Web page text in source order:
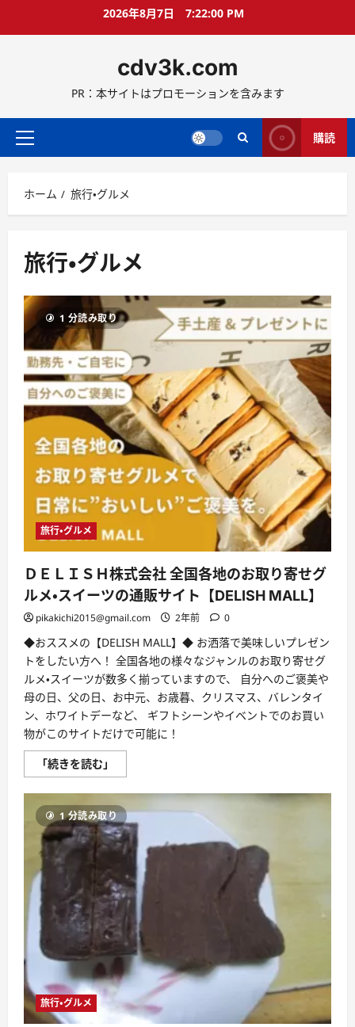
ス
ッ
2026年8月7日 7:22:02 PM
cdv3k.com
PR：本サイトはプロモーションを含みます
メ
メ
ニ
ー
購読
ホーム 旅行・グルメ
旅行・グルメ
1 分読み取り
旅行・グルメ
ＤＥＬＩＳＨ株式会社 全国各地のお取り寄せグ
ルメ・スイーツの通販サイト【DELISH MALL】
pikakichi2015@gmail.com 2年前 0
◆おススメの【DELISH MALL】◆ お洒落で美味しいプレゼン
トをしたい方へ！ 全国各地の様々なジャンルのお取り寄せグ
ルメ・スイーツが数多く揃っていますので、 自分へのご褒美や
母の日、父の日、お中元、お歳暮、クリスマス、バレンタイ
ン、ホワイトデーなど、 ギフトシーンやイベントでのお買い
物がこのサイトだけで可能に！
「続きを読む」
Ｅ
Ｉ
Ｓ
Ｈ
株
式
会
国
各
地
の
お
取
り
せ
グ
ル
メ・
ス
1 分読み取り
旅行・グルメ